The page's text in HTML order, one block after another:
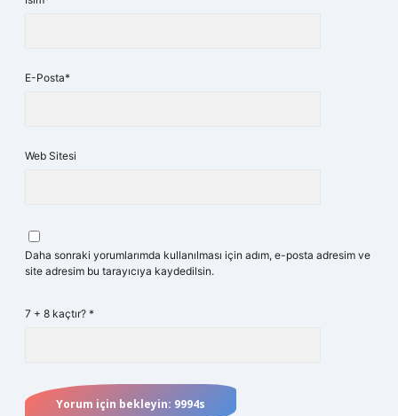
E-Posta*
Web Sitesi
Daha sonraki yorumlarımda kullanılması için adım, e-posta adresim ve
site adresim bu tarayıcıya kaydedilsin.
7 + 8 kaçtır? *